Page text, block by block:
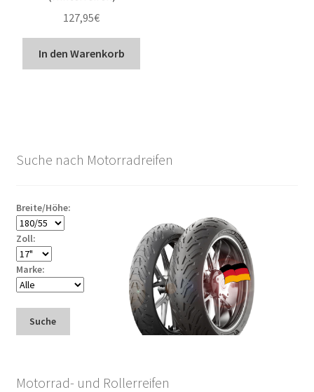
127,95€
In den Warenkorb
Suche nach Motorradreifen
Breite/Höhe:
Zoll:
Marke:
Suche
Motorrad- und Rollerreifen